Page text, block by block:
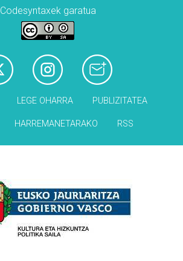
Codesyntaxek garatua
LEGE OHARRA PUBLIZITATEA
HARREMANETARAKO RSS